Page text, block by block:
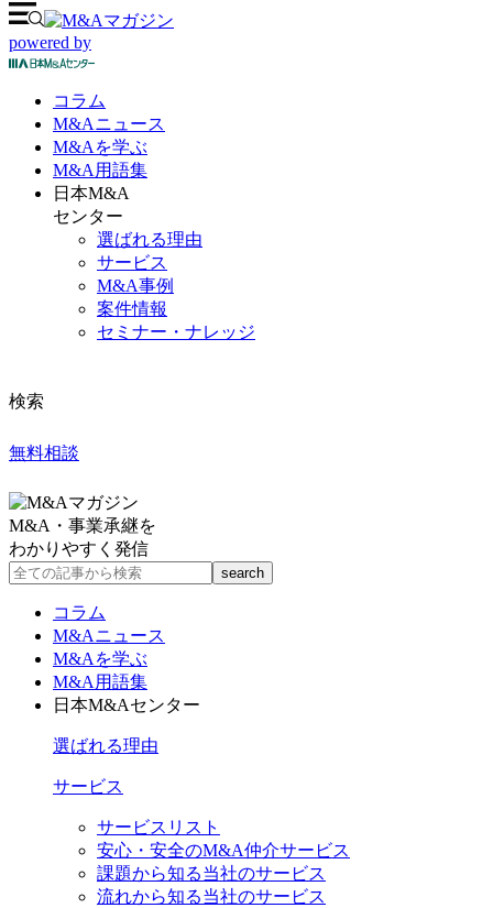
powered by
コラム
M&Aニュース
M&Aを学ぶ
M&A 用語集
日本M&A
センター
選ばれる理由
サービス
M&A事例
案件情報
セミナー・ナレッジ
検索
無料相談
M&A・事業承継を
わかりやすく発信
コラム
M&Aニュース
M&Aを学ぶ
M&A用語集
日本M&Aセンター
選ばれる理由
サービス
サービスリスト
安心・安全のM&A仲介サービス
課題から知る当社のサービス
流れから知る当社のサービス